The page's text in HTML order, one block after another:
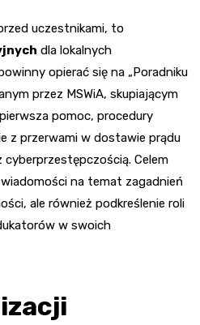
uczestnikami, to
dla lokalnych
opierać się na „Poradniku
przez MSWiA, skupiającym
pomoc, procedury
z przerwami w dostawie prądu
cyberprzestępczością. Celem
na temat zagadnień
ale również podkreślenie roli
w swoich